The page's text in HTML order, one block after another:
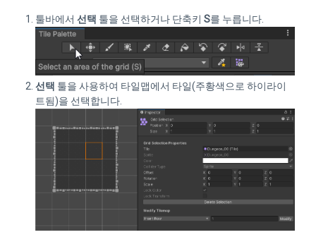
툴바에서 선택 툴을 선택하거나 단축키 S를 누릅니다.
선택 툴을 사용하여 타일맵에서 타일(주황색으로 하이라이
트됨)을 선택합니다.